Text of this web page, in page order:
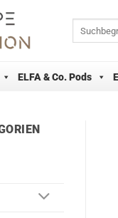
ELFA & Co. Pods